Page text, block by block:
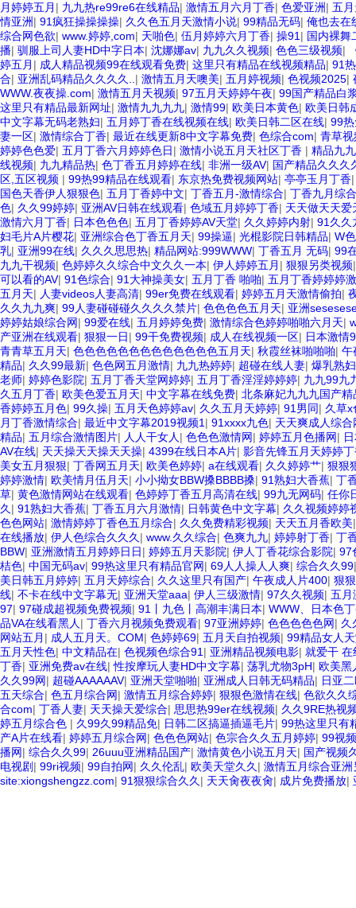
月婷婷五月 | 九九热re99re6在线精品| 激情五月六月丁香| 色爱亚洲| 五
情亚洲| 91疯狂操操操操| 久久色五月天激情小说| 99精品无码| 俺也去在
综合网色欲| www.婷婷,com| 天啪色| 伍月婷婷六月丁香| 操91 | 国内裸舞
播| 驯服上司人妻HD中字日本| 沈娜娜av| 九九久久视频| 色色三级视频|
婷五月 | 成人精品视频99在线观看免费| 这里只有精品在线视频精品| 91
合| 亚洲乱码精品久久久久.. | 激情五月天噢美| 五月婷视频| 色视频2025|
WWW.夜夜操.com| 激情五月天视频| 97五月天婷婷午夜| 99国产精品白
这里只有精品最新网址| 激情九九九九| 激情99| 欧美日本黄色| 欧美日韩
中文字幕无码老熟妇| 五月婷丁香在线视频在线| 欧美日韩二区在线| 99
妻一区| 激情综合丁香| 最近在线更新8中文字幕免费| 色综合com| 青草
婷婷色色爱| 五月丁香六月婷婷色日| 激情小说五月天社区丁香 | 精品九
线视频| 九九精品热| 色丁香五月婷婷在线| 非洲一级AV| 国产精品久久久
区,五区视频 | 99热99精品在线观看| 东京热免费视频网站| 亭亭玉月丁香
国色天香伊人狠狠色| 五月丁香婷中文| 丁香五月-激情综合| 丁香九月综合
色| 久久99婷婷| 亚洲AV日韩在线观看| 色域五月婷婷丁香| 天天做天天爱
激情六月丁香| 日本色色色| 五月丁香婷婷AV天堂| 久久婷婷内射| 91久久
妇毛片A片樱花| 亚洲综合色丁香五月天| 99操逼| 光棍影院日韩精品| W
乳| 亚洲99在线| 久久久思思热| 精品网站:999WWW| 丁香五月 无码| 99
九九干视频| 色婷婷久久综合中文久久一本| 伊人婷婷五月 | 狠狠另类视频
可以看的AV| 91色综合| 91大神操美女| 五月丁香 啪啪| 五月丁香婷婷婷
五月天| 人妻videos人妻高清| 99er免费在线观看| 婷婷五月天激情偷拍|
久久九九爽| 99人妻碰碰碰久久久久禁片| 色色色色五月天| 亚洲
婷婷姑娘综合网| 99爱在线| 五月婷婷免费| 激情综合色婷婷啪啪六月天|
产亚洲在线观看| 狠狠一日| 99干免费视频| 成人在线视频一区| 日本激情
青青草五月天| 色色色色色色色色色色色色色五月天| 秋霞丝袜啪啪啪| 午
精品| 久久99最新| 色色网五月激情| 九九热婷婷| 超碰在线人妻| 爆乳熟
老师| 婷婷色影院| 五月丁香天堂网婷婷| 五月丁香淫淫婷婷婷| 九九99九
久五月丁香| 欧美色爱五月天| 中文字幕在线免费| 北条麻妃九九九国产精
香婷婷五月色| 99久操| 五月天色婷婷av| 久久五月天婷婷| 91男同| 久草x
月丁香激情综合| 最近中文字幕2019视频1 | 91xxxx九色| 天天爽成人综合
精品| 五月综合激情图片| 人人干女人 | 色色色激情网| 婷婷五月色播网|
AV在线| 天天操天天操天天操| 4399在线日本A片| 影音先锋五月天婷婷
美女五月狠狠| 丁香网五月天| 欧美色婷婷| a在线观看| 久久婷婷艹| 狠狠
婷婷激情| 欧美情月伍月天| 小小拗女BBW搡BBBB搡| 91熟妇大香蕉| 丁
草| 黄色激情网站在线观看| 色婷婷丁香五月高清在线| 99九无网码| 任你
久 | 91熟妇大香蕉| 丁香五月六月激情| 日韩黄色中文字幕| 久久视频婷婷
色色网站| 激情婷婷丁香色五月综合| 久久免费精彩视频| 天天五月香欧美
在线播放| 伊人色综合久久久 | www.久久综合| 色爽九九| 婷婷射丁香| 丁
BBW| 亚洲激情五月婷婷日日| 婷婷五月天影院| 伊人丁香花综合影院| 97
桔色| 中国无码av| 99热这里只有精品官网| 69人人操人人爽| 综合久久99
美日韩五月婷婷| 五月天婷综合| 久久这里只有国产| 午夜成人片400| 狠
线| 不卡在线中文字幕无| 亚洲天堂aaa| 伊人三级激情| 97久久视频| 五月
97| 97碰成超视频免费视频| 91丨九色丨高潮丰满日本| WWW、日本色
品VA在线看黑人 | 丁香六月视频免费观看| 97亚洲婷婷| 色色色色色网| 久
网站五月 | 成人五月天。COM| 色婷婷69| 五月天自拍视频| 99精品女人
五月天性色| 中文精品在| 色视频色综合91 | 亚洲精品视频电影| 就爱干 在
丁香| 亚洲免费av在线|性按摩玩人妻HD中文字幕| 荡乳尤物3pH| 欧美黑
久久99网| 超碰AAAAAAV| 亚洲天堂啪啪| 亚洲成人日韩无码精品| 日亚
五天综合| 色五月综合网| 激情五月综合婷婷| 狠狠色激情在线| 色欲久久
合com| 丁香人妻| 天天操天爱综合| 思思热99er在线视频| 久久9RE热视
婷五月综合色 | 久99久99精品免| 日韩二区搞逼插逼毛片| 99热这里只有
产A片在线看| 婷婷五月综合网| 色色色网站| 色宗合久久五月婷婷| 99视
播网| 综合久久99| 26uuu亚洲精品国产| 激情黄色小说五月天| 国产视频
电视剧 | 99ri视频| 99自拍网| 久久伦乱| 欧美天堂久久 | 激情五月综合亚洲
site:xiongshengzz.com| 91狠狠综合久久 | 天天肏夜夜肏| 成片免费播放|